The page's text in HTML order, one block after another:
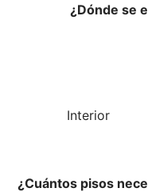
¿Dónde se
Interior
¿Cuántos pisos